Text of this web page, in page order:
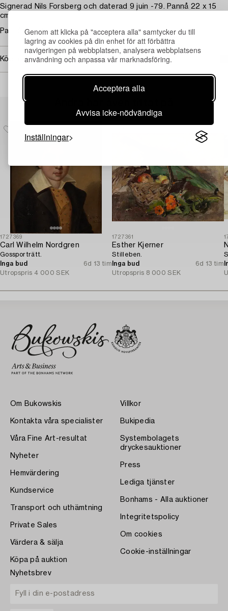
Genom att klicka på "acceptera alla" samtycker du till
lagring av cookies på din enhet för att förbättra
navigeringen på webbplatsen, analysera webbplatsens
användning och anpassa vår marknadsföring.
Acceptera alla
Avvisa icke-nödvändiga
Inställningar
Signerad Nils Forsberg och daterad 9 juin -79. Pannå 22 x 15
cm.
Pannån med spricka.
Köpinformation
1727369
Carl Wilhelm Nordgren
Gossporträtt.
Inga bud
6d 13 tim
Utropspris 4 000 SEK
1727361
Esther Kjerner
Stilleben.
Inga bud
6d 13 tim
Utropspris 8 000 SEK
Om Bukowskis
Kontakta våra specialister
Våra Fine Art-resultat
Nyheter
Hemvärdering
Kundservice
Transport och uthämtning
Private Sales
Värdera & sälja
Köpa på auktion
Villkor
Bukipedia
Systembolagets
dryckesauktioner
Press
Lediga tjänster
Bonhams - Alla auktioner
Integritetspolicy
Om cookies
Cookie-inställningar
Nyhetsbrev